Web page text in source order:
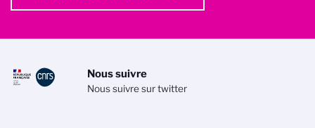
Nous suivre
Nous suivre sur twitter